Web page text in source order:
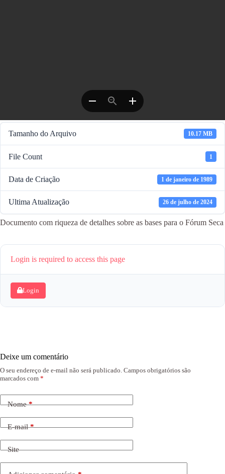
Tamanho do Arquivo 10.17 MB
File Count 1
Data de Criação 1 de janeiro de 1989
Ultima Atualização 26 de julho de 2024
Documento com riqueza de detalhes sobre as bases para o Fórum Seca
Login is required to access this page
Login
Deixe um comentário
O seu endereço de e-mail não será publicado. Campos obrigatórios são
marcados com *
Nome*
E-mail*
Site